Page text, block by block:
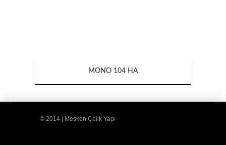
MONO 104 HA
© 2014 | Mesken Çelik Yapı